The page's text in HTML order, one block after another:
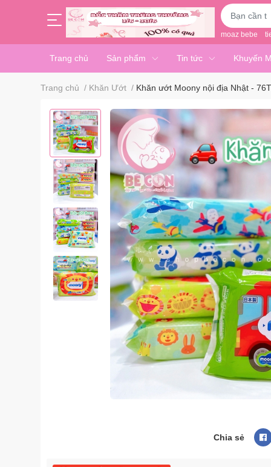
moaz bebe
Trang chủ Sản phẩm Tin tức Khuyến
Trang chủ / Khăn Ướt / Khăn ướt Moony nội địa Nhật - 76T
Chia sẻ